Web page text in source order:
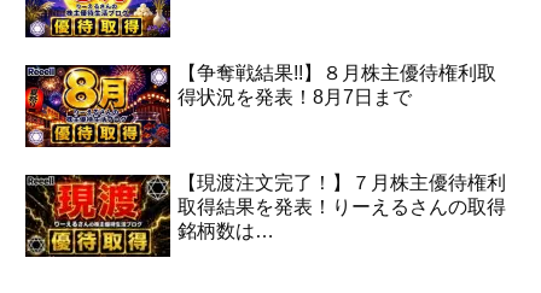
【争奪戦結果!!】８月株主優待権利取
得状況を発表！8月7日まで
【現渡注文完了！】７月株主優待権利
取得結果を発表！りーえるさんの取得
銘柄数は…